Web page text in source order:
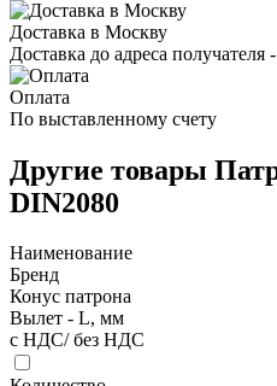
Доставка в Москву
Доставка до адреса
Оплата
По выставленному счету
Другие товары
DIN2080
Наименование
Бренд
Конус патрона
Вылет - L, мм
с НДС/ без НДС